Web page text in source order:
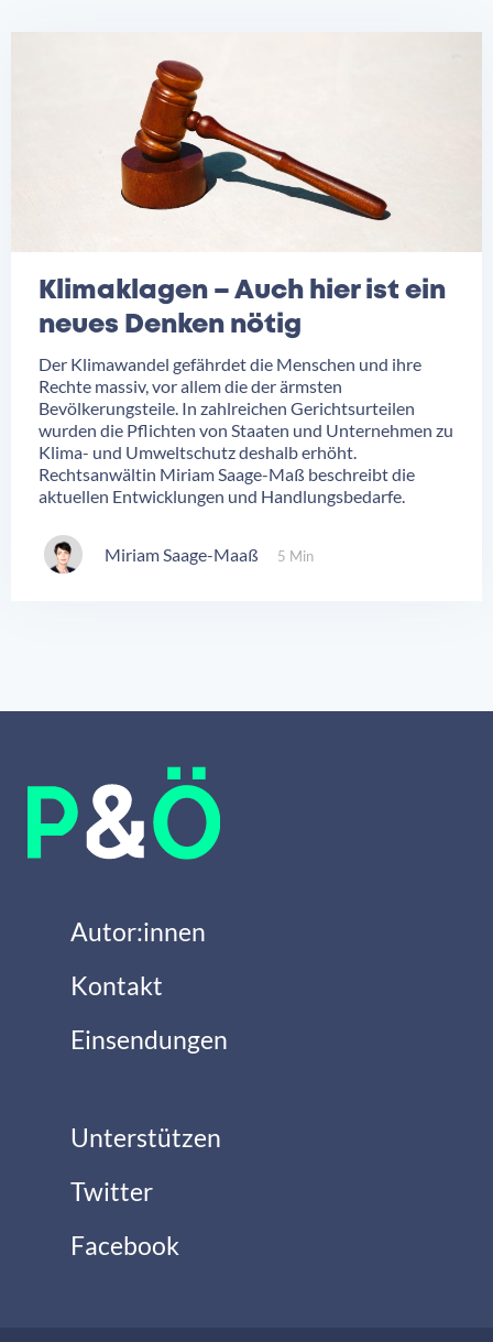
Klimaklagen – Auch hier ist ein
neues Denken nötig
Der Klimawandel gefährdet die Menschen und ihre
Rechte massiv, vor allem die der ärmsten
Bevölkerungsteile. In zahlreichen Gerichtsurteilen
wurden die Pflichten von Staaten und Unternehmen zu
Klima- und Umweltschutz deshalb erhöht.
Rechtsanwältin Miriam Saage-Maß beschreibt die
aktuellen Entwicklungen und Handlungsbedarfe.
Miriam Saage-Maaß 5 Min
Autor:innen
Kontakt
Twitter
Unterstützen
Einsendungen
Facebook